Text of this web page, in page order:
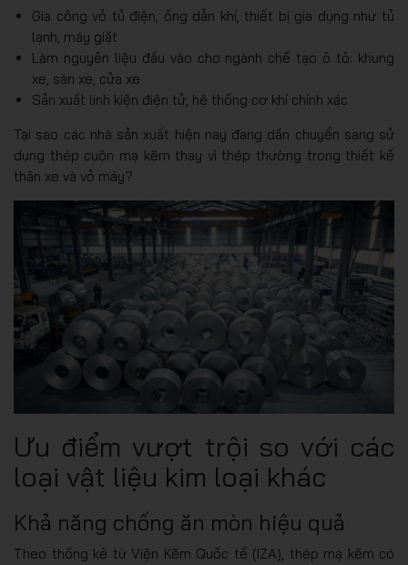
Gia công vỏ tủ điện, ống dẫn khí, thiết bị gia dụng như tủ
lạnh, máy giặt
Làm nguyên liệu đầu vào cho ngành chế tạo ô tô: khung
xe, sàn xe, cửa xe
Sản xuất linh kiện điện tử, hệ thống cơ khí chính xác
Tại sao các nhà sản xuất hiện nay đang dần chuyển sang sử
dụng thép cuộn mạ kẽm thay vì thép thường trong thiết kế
thân xe và vỏ máy?
Ưu điểm vượt trội so với các
loại vật liệu kim loại khác
Khả năng chống ăn mòn hiệu quả
Theo thống kê từ Viện Kẽm Quốc tế (IZA), thép mạ kẽm có